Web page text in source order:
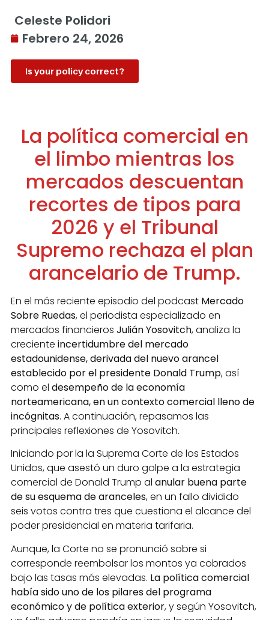
Celeste Polidori
Febrero 24, 2026
Is your policy correct?
La política comercial en
el limbo mientras los
mercados descuentan
recortes de tipos para
2026 y el Tribunal
Supremo rechaza el plan
arancelario de Trump.
En el más reciente episodio del podcast Mercado
Sobre Ruedas, el periodista especializado en
mercados financieros Julián Yosovitch, analiza la
creciente incertidumbre del mercado
estadounidense, derivada del nuevo arancel
establecido por el presidente Donald Trump, así
como el desempeño de la economía
norteamericana, en un contexto comercial lleno de
incógnitas. A continuación, repasamos las
principales reflexiones de Yosovitch.
Iniciando por la la Suprema Corte de los Estados
Unidos, que asestó un duro golpe a la estrategia
comercial de Donald Trump al anular buena parte
de su esquema de aranceles, en un fallo dividido
seis votos contra tres que cuestiona el alcance del
poder presidencial en materia tarifaria.
Aunque, la Corte no se pronunció sobre si
corresponde reembolsar los montos ya cobrados
bajo las tasas más elevadas. La política comercial
había sido uno de los pilares del programa
económico y de política exterior, y según Yosovitch,